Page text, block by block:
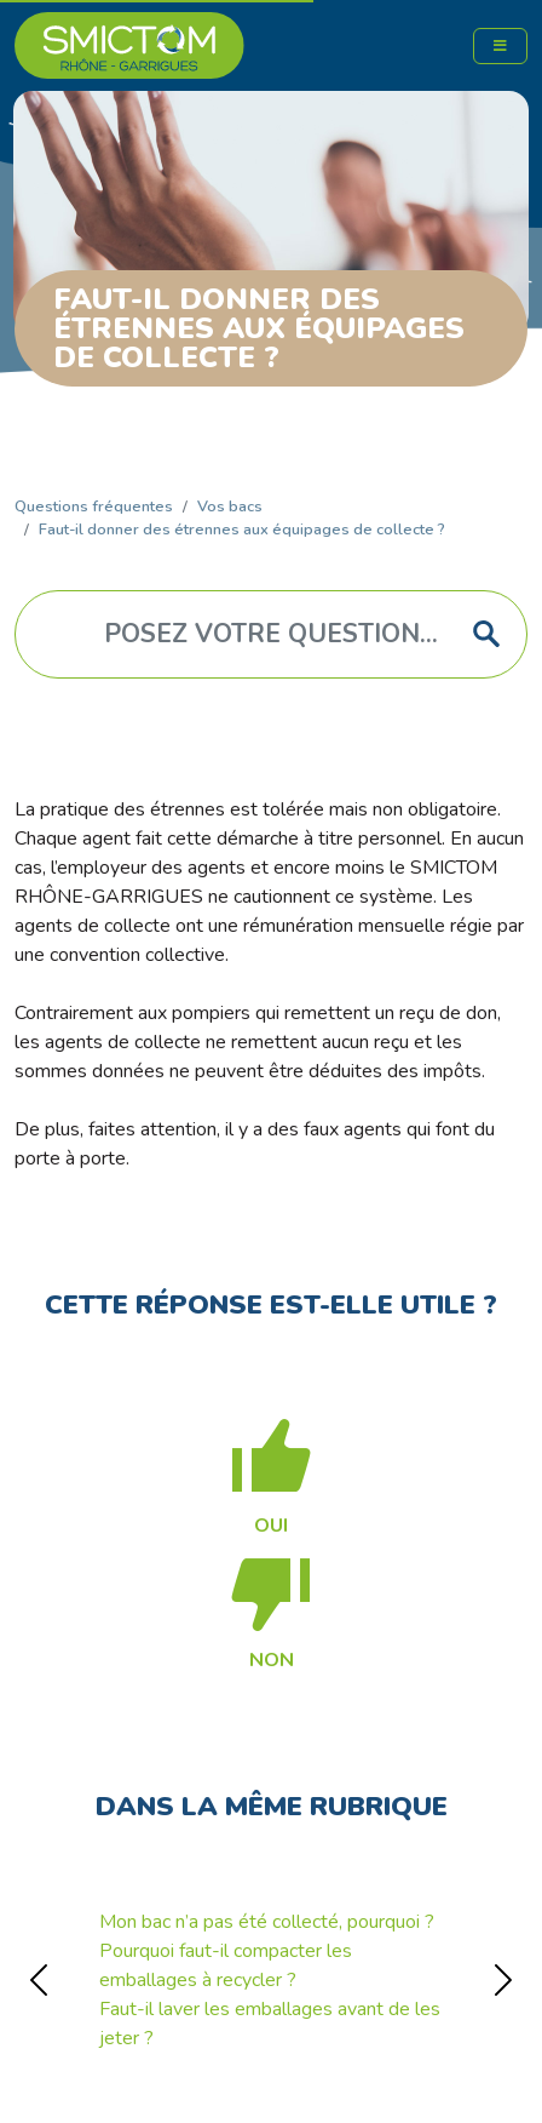
FAUT-IL DONNER DES
ÉTRENNES AUX ÉQUIPAGES
DE COLLECTE ?
Questions fréquentes
Vos bacs
Faut-il donner des étrennes aux équipages de collecte ?
La pratique des étrennes est tolérée mais non obligatoire.
Chaque agent fait cette démarche à titre personnel. En aucun
cas, l’employeur des agents et encore moins le SMICTOM
RHÔNE-GARRIGUES ne cautionnent ce système. Les
agents de collecte ont une rémunération mensuelle régie par
une convention collective.
Contrairement aux pompiers qui remettent un reçu de don,
les agents de collecte ne remettent aucun reçu et les
sommes données ne peuvent être déduites des impôts.
De plus, faites attention, il y a des faux agents qui font du
porte à porte.
CETTE RÉPONSE EST-ELLE UTILE ?
OUI
NON
DANS LA MÊME RUBRIQUE
Mon bac n’a pas été collecté, pourquoi ?
Pourquoi faut-il compacter les
emballages à recycler ?
Faut-il laver les emballages avant de les
jeter ?
Précédent